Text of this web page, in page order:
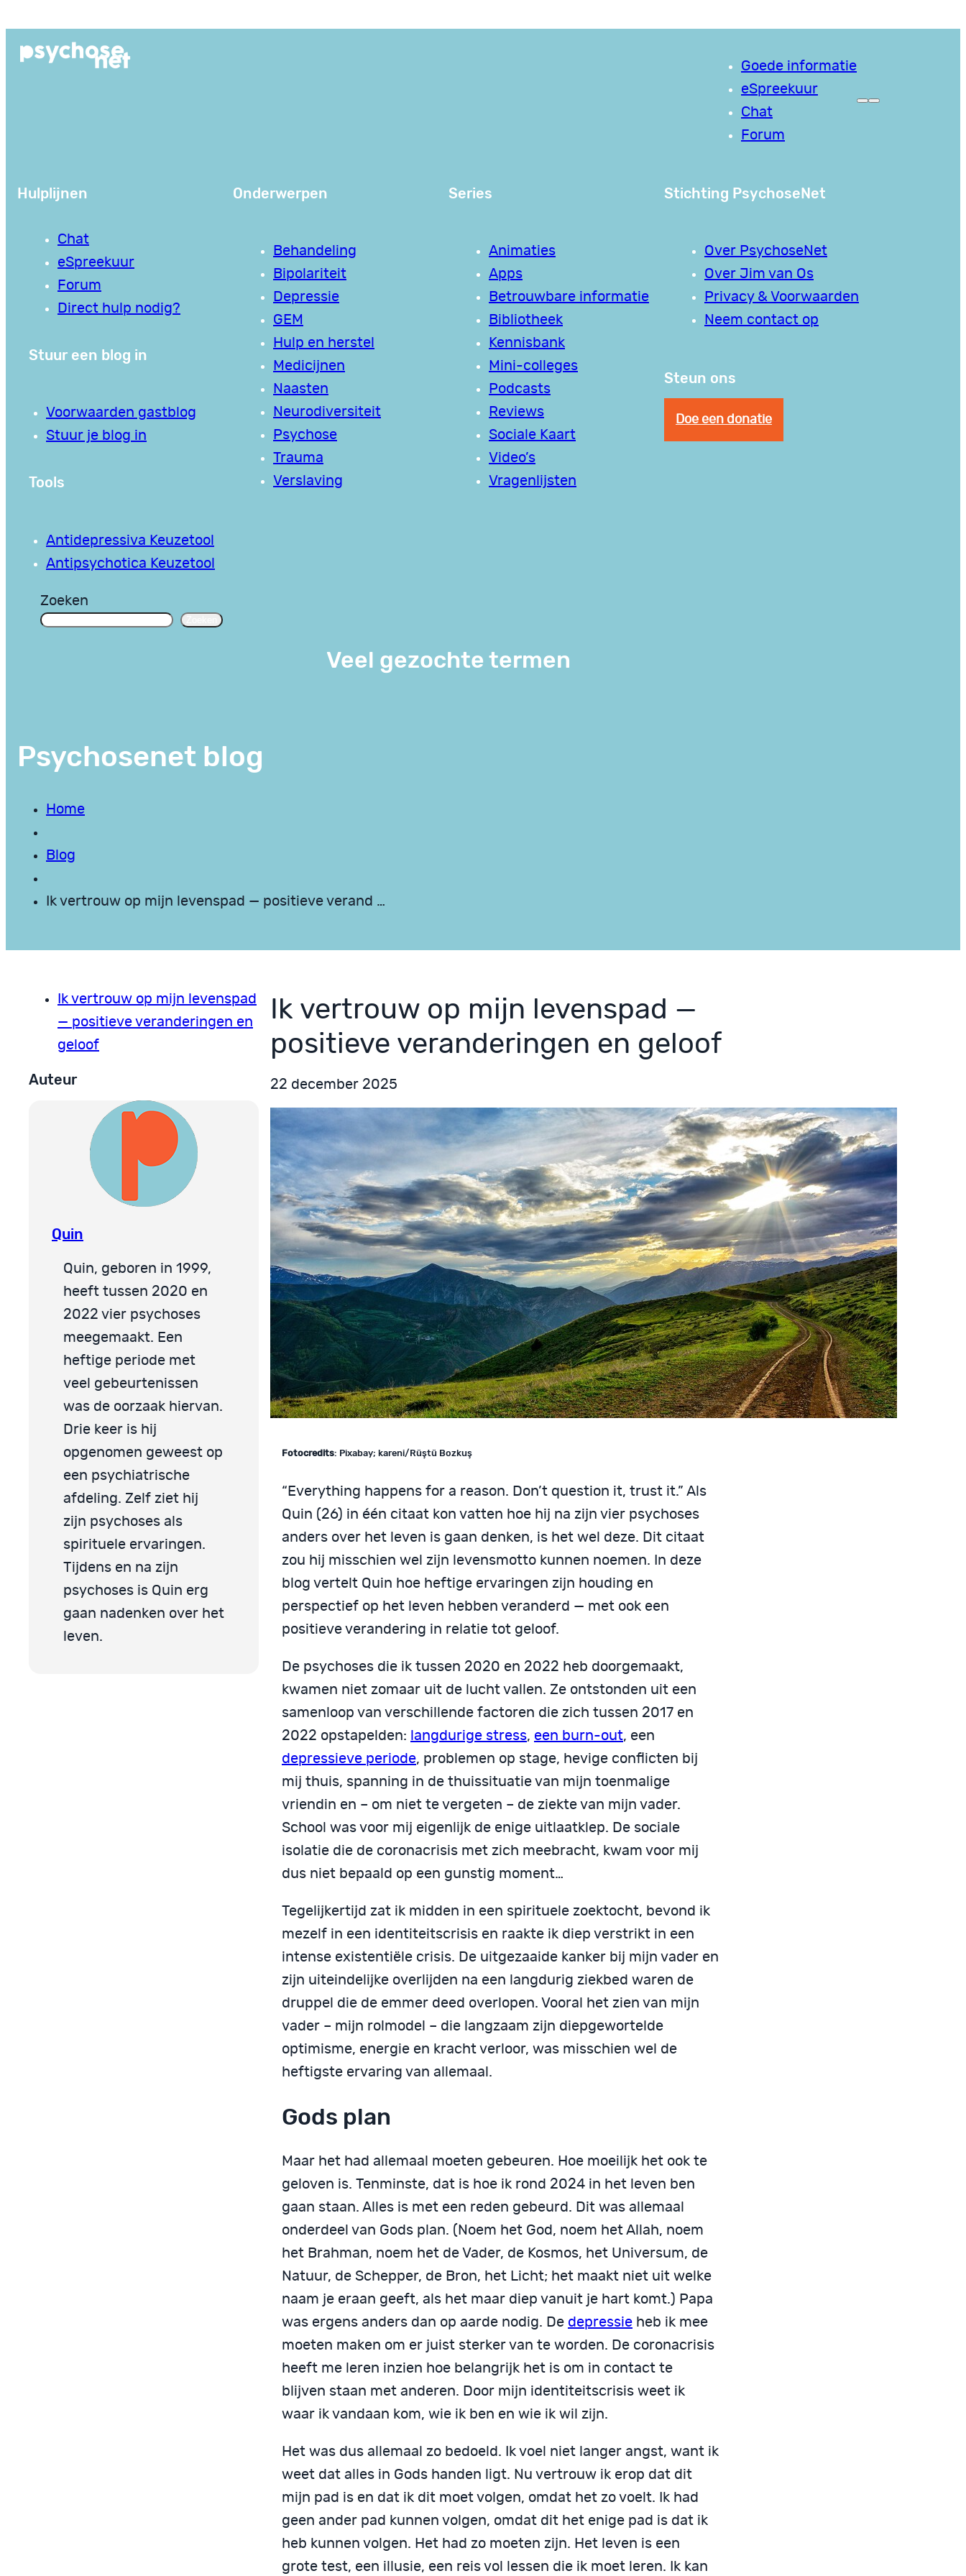
de
Goede informatie
eSpreekuur
Chat
Forum
Hulplijnen
Chat
eSpreekuur
Forum
Direct hulp nodig?
Stuur een blog in
Voorwaarden gastblog
Stuur je blog in
Tools
Antidepressiva Keuzetool
Antipsychotica Keuzetool
Onderwerpen
Behandeling
Bipolariteit
Depressie
GEM
Hulp en herstel
Medicijnen
Naasten
Neurodiversiteit
Psychose
Trauma
Verslaving
Series
Animaties
Apps
Betrouwbare informatie
Bibliotheek
Kennisbank
Mini-colleges
Podcasts
Reviews
Sociale Kaart
Video’s
Vragenlijsten
Stichting PsychoseNet
Over PsychoseNet
Over Jim van Os
Privacy & Voorwaarden
Neem contact op
Steun ons
Doe een donatie
Zoeken
Veel gezochte termen
Psychosenet blog
Home
Blog
Ik vertrouw op mijn levenspad — positieve verand …
Ik vertrouw op mijn levenspad
— positieve veranderingen en
geloof
Auteur
Quin
Quin, geboren in 1999,
heeft tussen 2020 en
2022 vier psychoses
meegemaakt. Een
heftige periode met
veel gebeurtenissen
was de oorzaak hiervan.
Drie keer is hij
opgenomen geweest op
een psychiatrische
afdeling. Zelf ziet hij
zijn psychoses als
spirituele ervaringen.
Tijdens en na zijn
psychoses is Quin erg
gaan nadenken over het
leven.
Ik vertrouw op mijn levenspad —
positieve veranderingen en geloof
22 december 2025
Fotocredits: Pixabay; kareni/Rüştü Bozkuş
“Everything happens for a reason. Don’t question it, trust it.” Als
Quin (26) in één citaat kon vatten hoe hij na zijn vier psychoses
anders over het leven is gaan denken, is het wel deze. Dit citaat
zou hij misschien wel zijn levensmotto kunnen noemen. In deze
blog vertelt Quin hoe heftige ervaringen zijn houding en
perspectief op het leven hebben veranderd — met ook een
positieve verandering in relatie tot geloof.
De psychoses die ik tussen 2020 en 2022 heb doorgemaakt,
kwamen niet zomaar uit de lucht vallen. Ze ontstonden uit een
samenloop van verschillende factoren die zich tussen 2017 en
2022 opstapelden: langdurige stress, een burn-out, een
depressieve periode, problemen op stage, hevige conflicten bij
mij thuis, spanning in de thuissituatie van mijn toenmalige
vriendin en – om niet te vergeten – de ziekte van mijn vader.
School was voor mij eigenlijk de enige uitlaatklep. De sociale
isolatie die de coronacrisis met zich meebracht, kwam voor mij
dus niet bepaald op een gunstig moment…
Tegelijkertijd zat ik midden in een spirituele zoektocht, bevond ik
mezelf in een identiteitscrisis en raakte ik diep verstrikt in een
intense existentiële crisis. De uitgezaaide kanker bij mijn vader en
zijn uiteindelijke overlijden na een langdurig ziekbed waren de
druppel die de emmer deed overlopen. Vooral het zien van mijn
vader – mijn rolmodel – die langzaam zijn diepgewortelde
optimisme, energie en kracht verloor, was misschien wel de
heftigste ervaring van allemaal.
Gods plan
Maar het had allemaal moeten gebeuren. Hoe moeilijk het ook te
geloven is. Tenminste, dat is hoe ik rond 2024 in het leven ben
gaan staan. Alles is met een reden gebeurd. Dit was allemaal
onderdeel van Gods plan. (Noem het God, noem het Allah, noem
het Brahman, noem het de Vader, de Kosmos, het Universum, de
Natuur, de Schepper, de Bron, het Licht; het maakt niet uit welke
naam je eraan geeft, als het maar diep vanuit je hart komt.) Papa
was ergens anders dan op aarde nodig. De depressie heb ik mee
moeten maken om er juist sterker van te worden. De coronacrisis
heeft me leren inzien hoe belangrijk het is om in contact te
blijven staan met anderen. Door mijn identiteitscrisis weet ik
waar ik vandaan kom, wie ik ben en wie ik wil zijn.
Het was dus allemaal zo bedoeld. Ik voel niet langer angst, want ik
weet dat alles in Gods handen ligt. Nu vertrouw ik erop dat dit
mijn pad is en dat ik dit moet volgen, omdat het zo voelt. Ik had
geen ander pad kunnen volgen, omdat dit het enige pad is dat ik
heb kunnen volgen. Het had zo moeten zijn. Het leven is een
grote test, een illusie, een reis vol lessen die ik moet leren. Ik kan